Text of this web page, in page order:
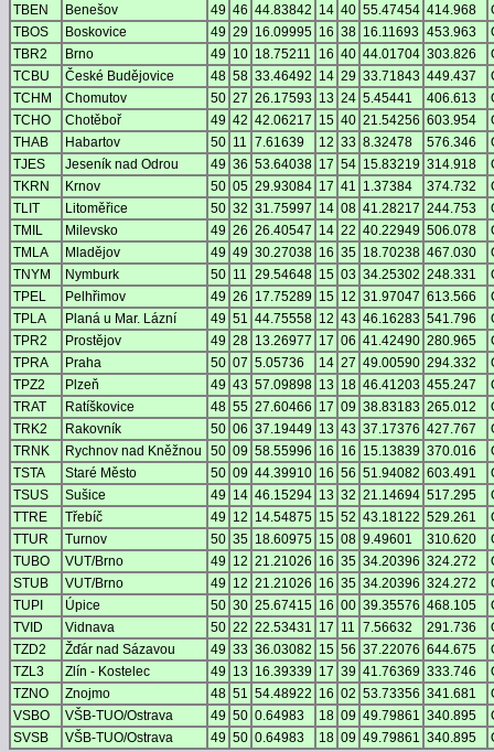
TBEN Benešov 49 46 44.83842 14 40 55.47454 414.968
TBOS
Boskovice 49 29 16.09995 16 38 16.11693 453.963
TBR2
Brno 49 10 18.75211 16 40 44.01704 303.826
TCBU
České Budějovice 48 58 33.46492 14 29 33.71843 449.437
TCHM
Chomutov 50 27 26.17593 13 24 5.45441 406.613
TCHO
Chotěboř 49 42 42.06217 15 40 21.54256 603.954
THAB
Habartov 50 11 7.61639 12 33 8.32478 576.346
TJES
Jeseník nad Odrou 49 36 53.64038 17 54 15.83219 314.918
TKRN
Krnov 50 05 29.93084 17 41 1.37384 374.732
TLIT
Litoměřice 50 32 31.75997 14 08 41.28217 244.753
TMIL
Milevsko 49 26 26.40547 14 22 40.22949 506.078
TMLA
Mladějov 49 49 30.27038 16 35 18.70238 467.030
TNYM
Nymburk 50 11 29.54648 15 03 34.25302 248.331
TPEL
Pelhřimov 49 26 17.75289 15 12 31.97047 613.566
TPLA
Planá u Mar. Lázní 49 51 44.75558 12 43 46.16283 541.796
TPR2
Prostějov 49 28 13.26977 17 06 41.42490 280.965
TPRA
Praha 50 07 5.05736 14 27 49.00590 294.332
TPZ2
Plzeň 49 43 57.09898 13 18 46.41203 455.247
TRAT
Ratíškovice 48 55 27.60466 17 09 38.83183 265.012
TRK2
Rakovník 50 06 37.19449 13 43 37.17376 427.767
TRNK
Rychnov nad Kněžnou 50 09 58.55996 16 16 15.13839 370.016
TSTA
Staré Město 50 09 44.39910 16 56 51.94082 603.491
TSUS
Sušice 49 14 46.15294 13 32 21.14694 517.295
TTRE
Třebíč 49 12 14.54875 15 52 43.18122 529.261
TTUR
Turnov 50 35 18.60975 15 08 9.49601 310.620
TUBO
VUT/Brno 49 12 21.21026 16 35 34.20396 324.272
STUB
VUT/Brno 49 12 21.21026 16 35 34.20396 324.272
TUPI
Úpice 50 30 25.67415 16 00 39.35576 468.105
TVID
Vidnava 50 22 22.53431 17 11 7.56632 291.736
TZD2
Žďár nad Sázavou 49 33 36.03082 15 56 37.22076 644.675
TZL3
Zlín - Kostelec 49 13 16.39339 17 39 41.76369 333.746
TZNO
Znojmo 48 51 54.48922 16 02 53.73356 341.681
VSBO
VŠB-TUO/Ostrava 49 50 0.64983 18 09 49.79861 340.895
SVSB
VŠB-TUO/Ostrava 49 50 0.64983 18 09 49.79861 340.895